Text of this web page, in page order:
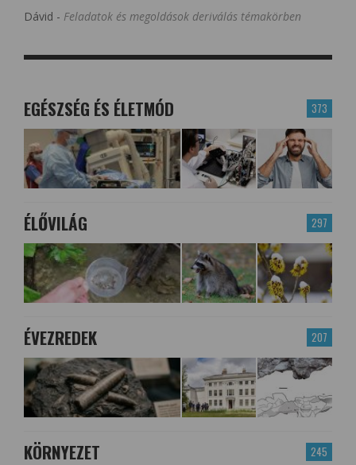
Dávid - Feladatok és megoldások deriválás témakörben
373
EGÉSZSÉG ÉS ÉLETMÓD
297
ÉLŐVILÁG
207
ÉVEZREDEK
245
KÖRNYEZET